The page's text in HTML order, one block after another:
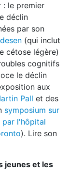
: le premier
déclin
par son
(qui inclut
cétose légère)
cognitifs
le déclin
aux
Pall et des
symposium sur
par l'hôpital
). Lire son
jeunes et les